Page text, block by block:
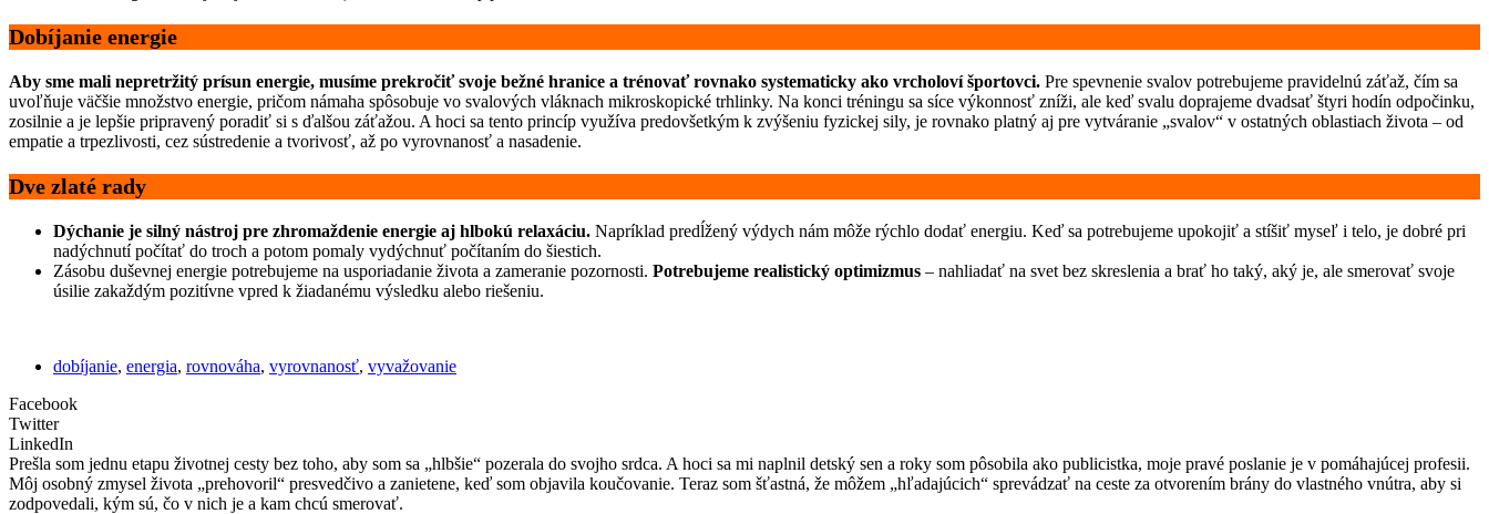
Dobíjanie energie
Aby sme mali nepretržitý prísun energie, musíme prekročiť svoje bežné hranice a trénovať rovnako systematicky ako vrcholoví športovci. Pre spevnenie svalov potrebujeme pravidelnú záťaž, čím sa
uvoľňuje väčšie množstvo energie, pričom námaha spôsobuje vo svalových vláknach mikroskopické trhlinky. Na konci tréningu sa síce výkonnosť zníži, ale keď svalu doprajeme dvadsať štyri hodín odpočinku,
zosilnie a je lepšie pripravený poradiť si s ďalšou záťažou. A hoci sa tento princíp využíva predovšetkým k zvýšeniu fyzickej sily, je rovnako platný aj pre vytváranie „svalov“ v ostatných oblastiach života – od
empatie a trpezlivosti, cez sústredenie a tvorivosť, až po vyrovnanosť a nasadenie.
Dve zlaté rady
Dýchanie je silný nástroj pre zhromaždenie energie aj hlbokú relaxáciu. Napríklad predĺžený výdych nám môže rýchlo dodať energiu. Keď sa potrebujeme upokojiť a stíšiť myseľ i telo, je dobré pri
nadýchnutí počítať do troch a potom pomaly vydýchnuť počítaním do šiestich.
Zásobu duševnej energie potrebujeme na usporiadanie života a zameranie pozornosti. Potrebujeme realistický optimizmus – nahliadať na svet bez skreslenia a brať ho taký, aký je, ale smerovať svoje
úsilie zakaždým pozitívne vpred k žiadanému výsledku alebo riešeniu.
dobíjanie, energia, rovnováha, vyrovnanosť, vyvažovanie
Facebook
Twitter
LinkedIn
Prešla som jednu etapu životnej cesty bez toho, aby som sa „hlbšie“ pozerala do svojho srdca. A hoci sa mi naplnil detský sen a roky som pôsobila ako publicistka, moje pravé poslanie je v pomáhajúcej profesii.
Môj osobný zmysel života „prehovoril“ presvedčivo a zanietene, keď som objavila koučovanie. Teraz som šťastná, že môžem „hľadajúcich“ sprevádzať na ceste za otvorením brány do vlastného vnútra, aby si
zodpovedali, kým sú, čo v nich je a kam chcú smerovať.